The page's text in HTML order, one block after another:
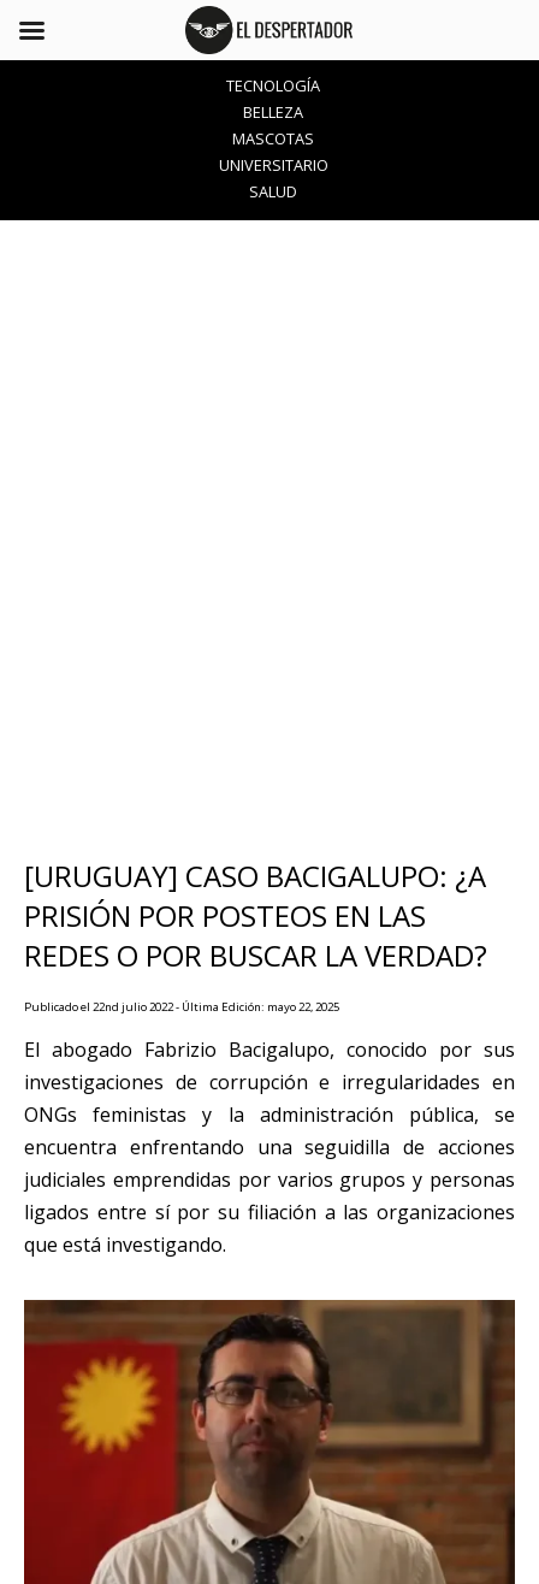
TECNOLOGÍA
BELLEZA
MASCOTAS
UNIVERSITARIO
SALUD
[URUGUAY] CASO BACIGALUPO: ¿A
PRISIÓN POR POSTEOS EN LAS
REDES O POR BUSCAR LA VERDAD?
Publicado el 22nd julio 2022 - Última Edición: mayo 22, 2025
El abogado Fabrizio Bacigalupo, conocido por sus
investigaciones de corrupción e irregularidades en
ONGs feministas y la administración pública, se
encuentra enfrentando una seguidilla de acciones
judiciales emprendidas por varios grupos y personas
ligados entre sí por su filiación a las organizaciones
que está investigando.